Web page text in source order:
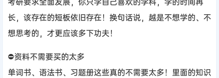
长，该存在的短板依旧存在！换句话说，越是不想学的、不
想思考的，才更应该多下功夫！
⛔资料不需要买的太多
单词书、语法书、习题册这些真的不需要太多！里面的知识